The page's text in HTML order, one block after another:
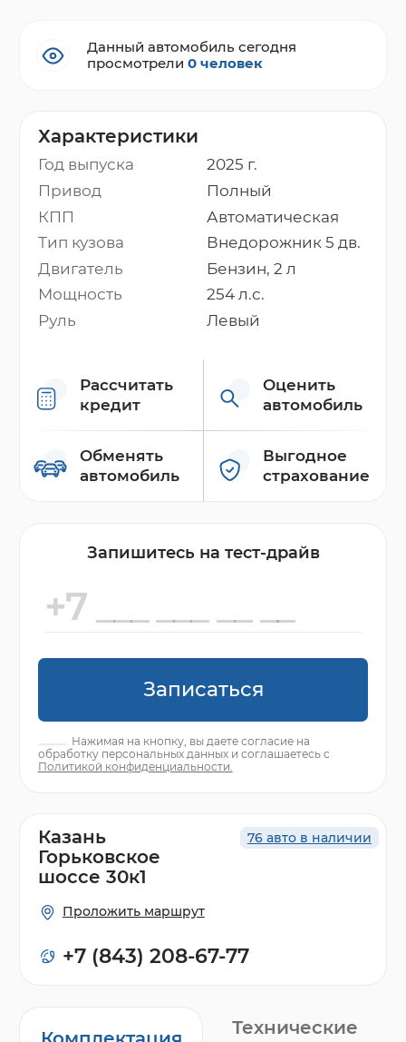
Характеристики
Год выпуска
2025 г.
Привод
Полный
КПП
Автоматическая
Тип кузова
Внедорожник 5 дв.
Двигатель
Бензин, 2 л
Мощность
254 л.с.
Руль
Левый
Рассчитать
кредит
Оценить
автомобиль
Обменять
автомобиль
Выгодное
страхование
Данный автомобиль сегодня
просмотрели0 человек
Запишитесь на тест-драйв
Записаться
Нажимая на кнопку, вы даете согласие на
обработку персональных данных и соглашаетесь с
Политикой конфиденциальности.
Технические
76 авто в наличии
Казань
Горьковское
шоссе 30к1
Проложить маршрут
+7 (843) 208-67-77